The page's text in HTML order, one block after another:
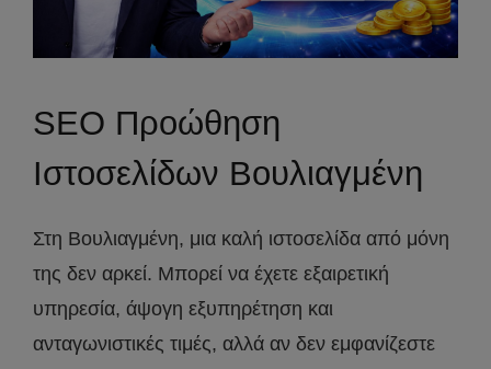
SEO Προώθηση
Ιστοσελίδων Βουλιαγμένη
Στη Βουλιαγμένη, μια καλή ιστοσελίδα από μόνη
της δεν αρκεί. Μπορεί να έχετε εξαιρετική
υπηρεσία, άψογη εξυπηρέτηση και
ανταγωνιστικές τιμές, αλλά αν δεν εμφανίζεστε